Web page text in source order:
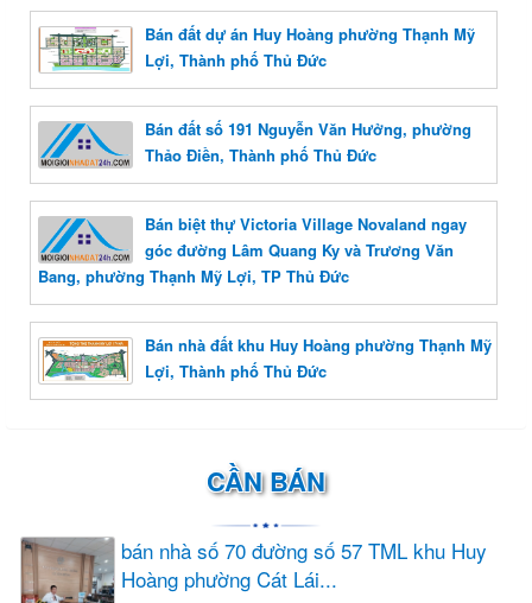
Bán đất dự án Huy Hoàng phường Thạnh Mỹ
Lợi, Thành phố Thủ Đức
Bán đất số 191 Nguyễn Văn Hưởng, phường
Thảo Điền, Thành phố Thủ Đức
Bán biệt thự Victoria Village Novaland ngay
góc đường Lâm Quang Ky và Trương Văn
Bang, phường Thạnh Mỹ Lợi, TP Thủ Đức
Bán nhà đất khu Huy Hoàng phường Thạnh Mỹ
Lợi, Thành phố Thủ Đức
CẦN BÁN
bán nhà số 70 đường số 57 TML khu Huy
Hoàng phường Cát Lái...